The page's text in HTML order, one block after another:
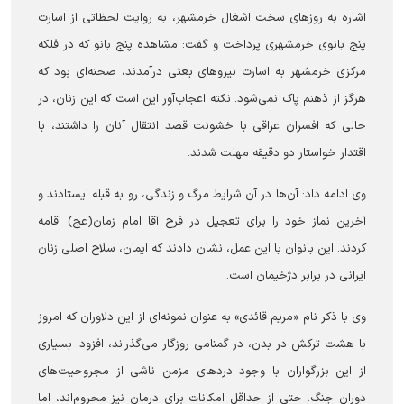
اشاره به روزهای سخت اشغال خرمشهر، به روایت لحظاتی از اسارت
پنج بانوی خرمشهری پرداخت و گفت: مشاهده پنج بانو که در فلکه
مرکزی خرمشهر به اسارت نیروهای بعثی درآمدند، صحنه‌ای بود که
هرگز از ذهنم پاک نمی‌شود. نکته اعجاب‌آور این است که این زنان، در
حالی که افسران عراقی با خشونت قصد انتقال آنان را داشتند، با
اقتدار خواستار دو دقیقه مهلت شدند.
وی ادامه داد: آن‌ها در آن شرایط مرگ و زندگی، رو به قبله ایستادند و
آخرین نماز خود را برای تعجیل در فرج آقا امام زمان(عج) اقامه
کردند. این بانوان با این عمل، نشان دادند که ایمان، سلاح اصلی زنان
ایرانی در برابر دژخیمان است.
وی با ذکر نام «مریم قائدی» به عنوان نمونه‌ای از این دلاوران که امروز
با هشت ترکش در بدن، در گمنامی روزگار می‌گذراند، افزود: بسیاری
از این بزرگواران با وجود دردهای مزمن ناشی از مجروحیت‌های
دوران جنگ، حتی از حداقل امکانات برای درمان نیز محروم‌اند، اما